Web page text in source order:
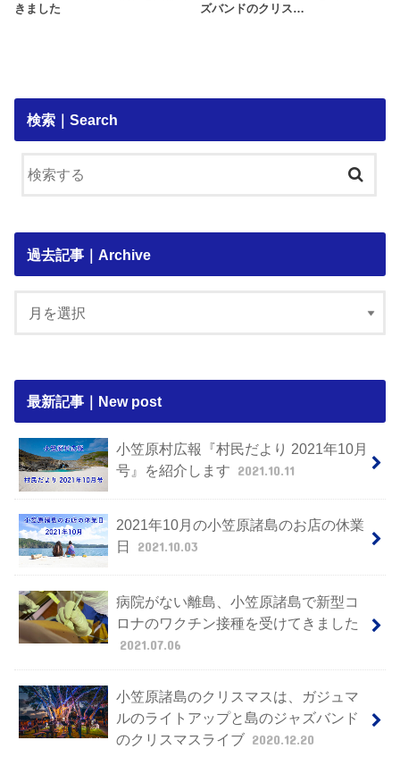
きました
ズバンドのクリス…
検索｜Search
過去記事｜Archive
最新記事｜New post
小笠原村広報『村民だより 2021年10月
号』を紹介します 2021.10.11
2021年10月の小笠原諸島のお店の休業
日
2021.10.03
病院がない離島、小笠原諸島で新型コ
ロナのワクチン接種を受けてきました
2021.07.06
小笠原諸島のクリスマスは、ガジュマ
ルのライトアップと島のジャズバンド
のクリスマスライブ 2020.12.20